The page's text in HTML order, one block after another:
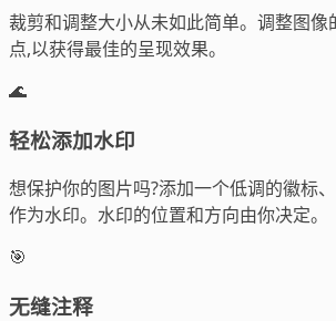
裁剪和调整大小从未如此简单。调整图像
点,以获得最佳的呈现效果。
🌊
轻松添加水印
想保护你的图片吗?添加一个低调的徽标
作为水印。水印的位置和方向由你决定。
🎯
无缝注释